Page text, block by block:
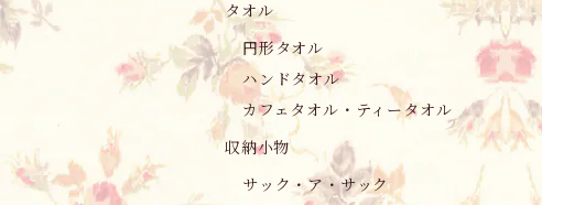
タオル
円形タオル
ハンドタオル
カフェタオル・ティータオル
収納小物
サック・ア・サック